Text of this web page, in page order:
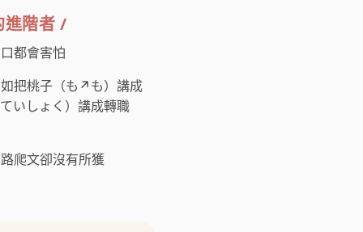
進階者 /
都會害怕
把桃子（も↗︎も）講成
いしょく）講成轉職
爬文卻沒有所獲